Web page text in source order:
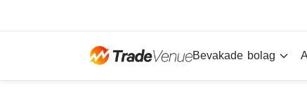
Bevakade bolag